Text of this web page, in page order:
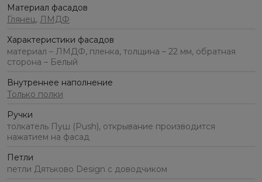
Материал фасадов
Глянец, ЛМДФ
Характеристики фасадов
материал – ЛМДФ, пленка, толщина – 22 мм, обратная
сторона – Белый
Внутреннее наполнение
Только полки
Ручки
толкатель Пуш (Push), открывание производится
нажатием на фасад
Петли
петли Дятьково Design с доводчиком